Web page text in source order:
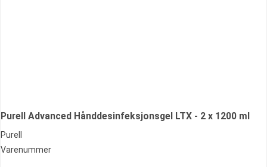
Purell Advanced Hånddesinfeksjonsgel LTX - 2 x 1200 ml
Purell
Varenummer